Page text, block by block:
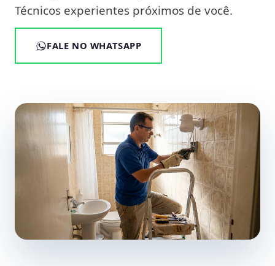
Técnicos experientes próximos de você.
FALE NO WHATSAPP